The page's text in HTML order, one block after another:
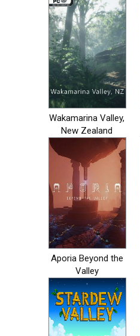
Wakamarina Valley,
New Zealand
Aporia Beyond the
Valley